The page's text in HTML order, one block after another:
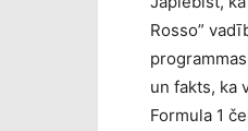
Rosso”
un fakts, ka
Formula 1